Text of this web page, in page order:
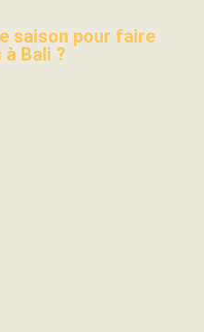
saison pour faire
Bali ?